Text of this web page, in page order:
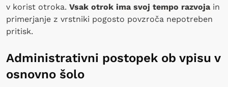
v korist otroka. Vsak otrok ima svoj tempo razvoja in
primerjanje z vrstniki pogosto povzroča nepotreben
pritisk.
Administrativni postopek ob vpisu v
osnovno šolo